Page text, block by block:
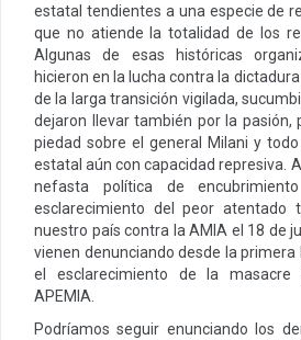
estatal tendientes a una especie de
que no atiende la totalidad de los
Algunas de esas históricas
hicieron en la lucha contra la
de la larga transición vigilada,
dejaron llevar también por la pasión,
piedad sobre el general Milani y
estatal aún con capacidad represiva.
nefasta política de
esclarecimiento del peor atentado
nuestro país contra la AMIA el 18 de
vienen denunciando desde la
el esclarecimiento de la
APEMIA.
Podríamos seguir enunciando los